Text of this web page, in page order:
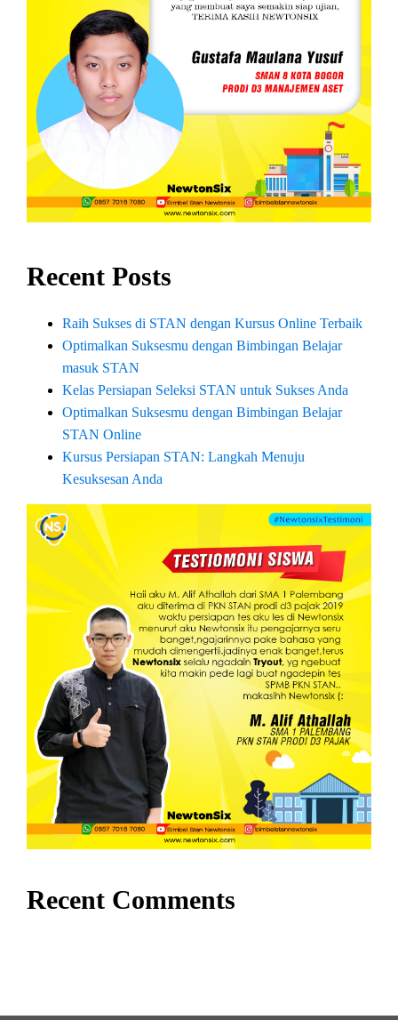
Recent Posts
Raih Sukses di STAN dengan Kursus Online Terbaik
Optimalkan Suksesmu dengan Bimbingan Belajar
masuk STAN
Kelas Persiapan Seleksi STAN untuk Sukses Anda
Optimalkan Suksesmu dengan Bimbingan Belajar
STAN Online
Kursus Persiapan STAN: Langkah Menuju
Kesuksesan Anda
Recent Comments